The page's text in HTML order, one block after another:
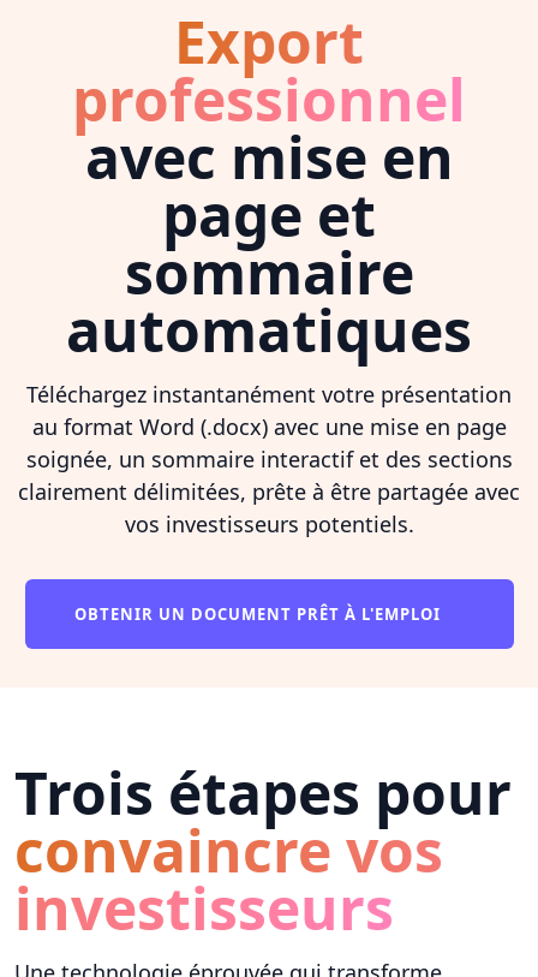
Export
professionnel
avec mise en
page et
sommaire
automatiques
Téléchargez instantanément votre présentation
au format Word (.docx) avec une mise en page
soignée, un sommaire interactif et des sections
clairement délimitées, prête à être partagée avec
vos investisseurs potentiels.
OBTENIR UN DOCUMENT PRÊT À L'EMPLOI
Trois étapes pour
convaincre vos
investisseurs